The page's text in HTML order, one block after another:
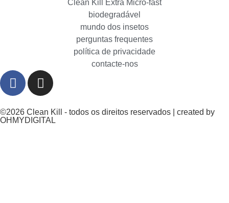
Clean Kill Extra Micro-fast
biodegradável
mundo dos insetos
perguntas frequentes
política de privacidade
contacte-nos
©2026 Clean Kill - todos os direitos reservados | created by
OHMYDIGITAL